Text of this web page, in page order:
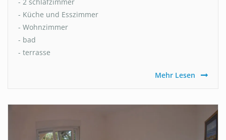
- Küche und Esszimmer
- Wohnzimmer
- bad
- terrasse
Mehr Lesen